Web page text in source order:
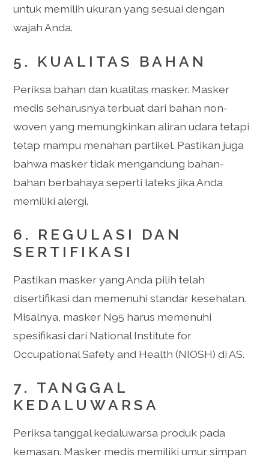
untuk memilih ukuran yang sesuai dengan
wajah Anda.
5. KUALITAS BAHAN
Periksa bahan dan kualitas masker. Masker
medis seharusnya terbuat dari bahan non-
woven yang memungkinkan aliran udara tetapi
tetap mampu menahan partikel. Pastikan juga
bahwa masker tidak mengandung bahan-
bahan berbahaya seperti lateks jika Anda
memiliki alergi.
6. REGULASI DAN
SERTIFIKASI
Pastikan masker yang Anda pilih telah
disertifikasi dan memenuhi standar kesehatan.
Misalnya, masker N95 harus memenuhi
spesifikasi dari National Institute for
Occupational Safety and Health (NIOSH) di AS.
7. TANGGAL
KEDALUWARSA
Periksa tanggal kedaluwarsa produk pada
kemasan. Masker medis memiliki umur simpan